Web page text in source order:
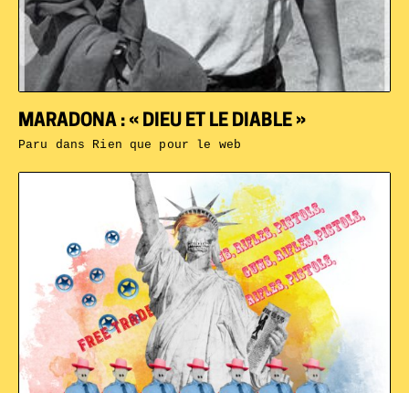
MARADONA : « DIEU ET LE DIABLE »
Paru dans Rien que pour le web